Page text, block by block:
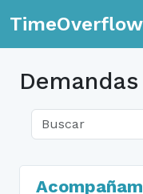
TimeOverflow
Demandas